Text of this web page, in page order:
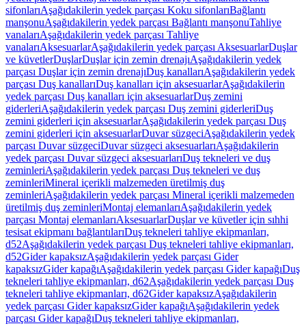
sifonlarıAşağıdakilerin yedek parçası Koku sifonlarıBağlantı
manşonuAşağıdakilerin yedek parçası Bağlantı manşonuTahliye
vanalarıAşağıdakilerin yedek parçası Tahliye
vanalarıAksesuarlarAşağıdakilerin yedek parçası AksesuarlarDuşlar
ve küvetlerDuşlarDuşlar için zemin drenajıAşağıdakilerin yedek
parçası Duşlar için zemin drenajıDuş kanallarıAşağıdakilerin yedek
parçası Duş kanallarıDuş kanalları için aksesuarlarAşağıdakilerin
yedek parçası Duş kanalları için aksesuarlarDuş zemini
giderleriAşağıdakilerin yedek parçası Duş zemini giderleriDuş
zemini giderleri için aksesuarlarAşağıdakilerin yedek parçası Duş
zemini giderleri için aksesuarlarDuvar süzgeciAşağıdakilerin yedek
parçası Duvar süzgeciDuvar süzgeci aksesuarlarıAşağıdakilerin
yedek parçası Duvar süzgeci aksesuarlarıDuş tekneleri ve duş
zeminleriAşağıdakilerin yedek parçası Duş tekneleri ve duş
zeminleriMineral içerikli malzemeden üretilmiş duş
zeminleriAşağıdakilerin yedek parçası Mineral içerikli malzemeden
üretilmiş duş zeminleriMontaj elemanlarıAşağıdakilerin yedek
parçası Montaj elemanlarıAksesuarlarDuşlar ve küvetler için sıhhi
tesisat ekipmanı bağlantılarıDuş tekneleri tahliye ekipmanları,
d52Aşağıdakilerin yedek parçası Duş tekneleri tahliye ekipmanları,
d52Gider kapaksızAşağıdakilerin yedek parçası Gider
kapaksızGider kapağıAşağıdakilerin yedek parçası Gider kapağıDuş
tekneleri tahliye ekipmanları, d62Aşağıdakilerin yedek parçası Duş
tekneleri tahliye ekipmanları, d62Gider kapaksızAşağıdakilerin
yedek parçası Gider kapaksızGider kapağıAşağıdakilerin yedek
parçası Gider kapağıDuş tekneleri tahliye ekipmanları,